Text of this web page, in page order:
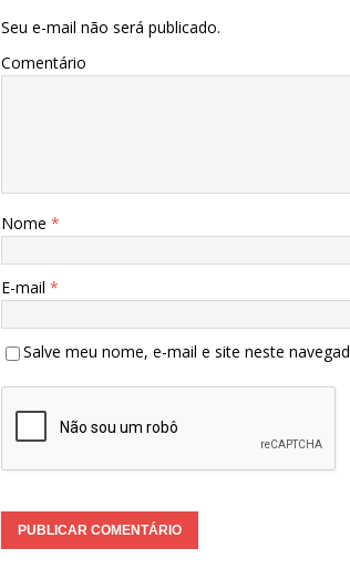
Seu e-mail não será publicado.
Comentário
Nome *
E-mail *
Salve meu nome, e-mail e site neste